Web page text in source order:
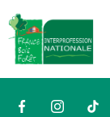
FacebookInstagram